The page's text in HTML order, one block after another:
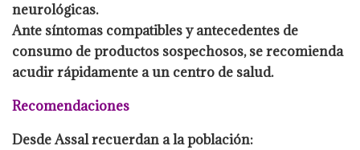
neurológicas.
Ante síntomas compatibles y antecedentes de
consumo de productos sospechosos, se recomienda
acudir rápidamente a un centro de salud.
Recomendaciones
Desde Assal recuerdan a la población: